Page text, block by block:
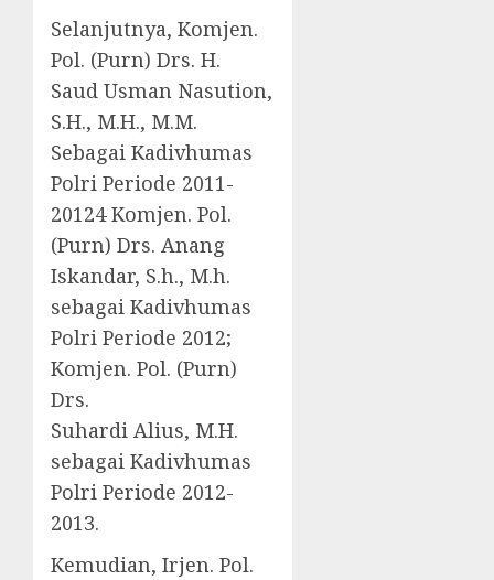
Selanjutnya, Komjen.
Pol. (Purn) Drs. H.
Saud Usman Nasution,
S.H., M.H., M.M.
Sebagai Kadivhumas
Polri Periode 2011-
20124 Komjen. Pol.
(Purn) Drs. Anang
Iskandar, S.h., M.h.
sebagai Kadivhumas
Polri Periode 2012;
Komjen. Pol. (Purn)
Drs.
Suhardi Alius, M.H.
sebagai Kadivhumas
Polri Periode 2012-
2013.
Kemudian, Irjen. Pol.